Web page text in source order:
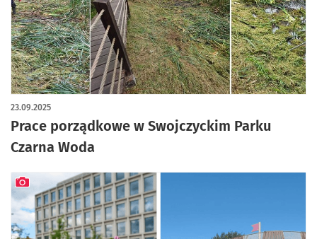
Prace porządkowe w Swojczyckim Parku
Czarna Woda
23.09.2025